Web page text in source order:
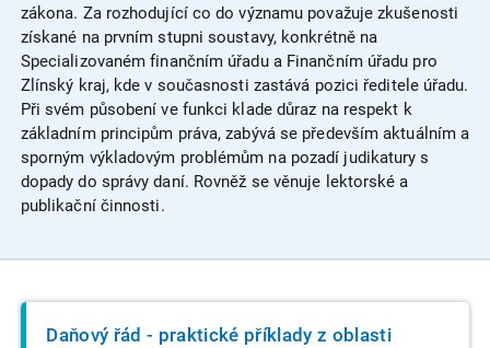
zákona. Za rozhodující co do významu považuje zkušenosti
získané na prvním stupni soustavy, konkrétně na
Specializovaném finančním úřadu a Finančním úřadu pro
Zlínský kraj, kde v současnosti zastává pozici ředitele úřadu.
Při svém působení ve funkci klade důraz na respekt k
základním principům práva, zabývá se především aktuálním a
sporným výkladovým problémům na pozadí judikatury s
dopady do správy daní. Rovněž se věnuje lektorské a
publikační činnosti.
Daňový řád - praktické příklady z oblasti